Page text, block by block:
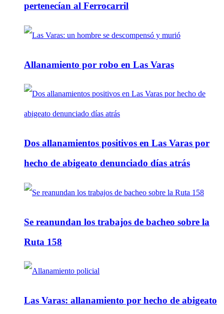
pertenecían al Ferrocarril
Allanamiento por robo en Las Varas
Dos allanamientos positivos en Las Varas por
hecho de abigeato denunciado días atrás
Se reanundan los trabajos de bacheo sobre la
Ruta 158
Las Varas: allanamiento por hecho de abigeato